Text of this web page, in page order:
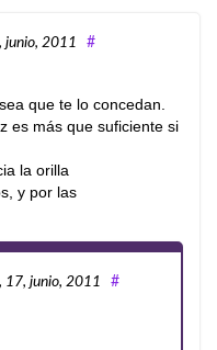
junio, 2011 #
que te lo concedan.
es más que suficiente si
la orilla
y por las
17, junio, 2011 #